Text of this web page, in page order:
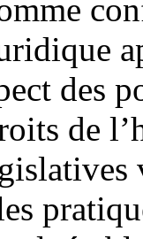
des
de